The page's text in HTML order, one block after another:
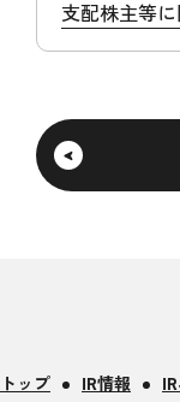
支配株主等
トップ IR情報